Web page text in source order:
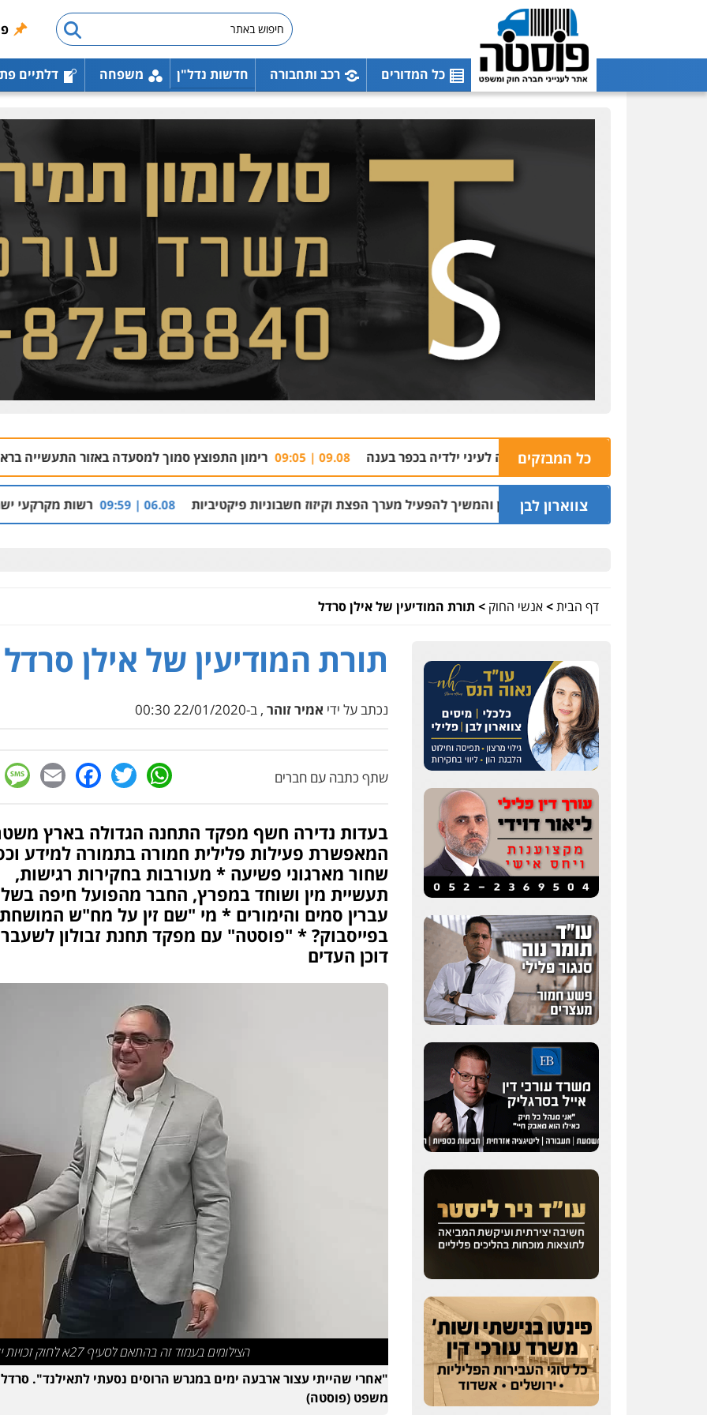
כל המדורים רכב ותחבורה חדשות נדל"ן משפחה דלתיים
כל המבזקים
ברצח אישה לעיני ילדיה בכפר בענה 09.08 | 09:05 רימון התפוצץ סמוך למסעדה באזור התעשייה בראשון לציון 09.08 | 08:54
צווארון לבן
סוויטה במלון והמשיך להפעיל מערך הפצת וקיזוז חשבוניות פיקטיביות 06.08 | 09:59 רשות מקרקעי ישראל הרסה בנייה
דף הבית>אנשי החוק > תורת המודיעין של אילן סרדל
תורת המודיעין של אילן סרדל
נכתב על ידי אמיר זוהר , ב-22/01/2020 00:30
שתף כתבה עם חברים WhatsApp
Twitter
בעדות נדירה חשף מפקד התחנה הגדולה בארץ
המאפשרת פעילות פלילית חמורה בתמורה למידע
שחור מארגוני פשיעה * מעורבות בחקירות רגישות,
תעשיית מין ושוחד במפרץ, החבר מהפועל חיפה
עברין סמים והימורים * מי "שם זין על מח"ש
בפייסבוק? * "פוסטה" עם מפקד תחנת זבולון
דוכן העדים
הצילומים בעמוד זה בהתאם לסעיף 27א לחוק זכויות יוצרים
"אחרי שהייתי עצור ארבעה ימים במגרש הרוסים נסעתי לתאילנד".
משפט (פוסטה)